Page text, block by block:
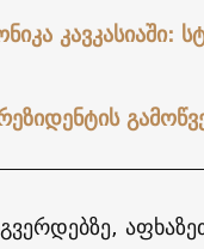
კავკასიაში: